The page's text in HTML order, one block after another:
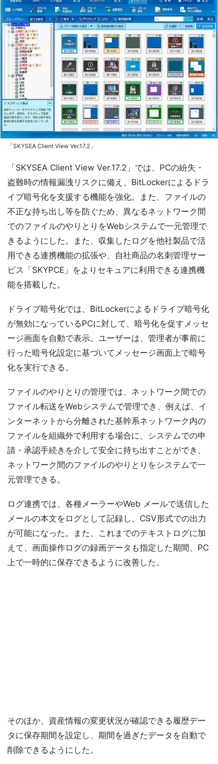
「SKYSEA Client View Ver.17.2」
「SKYSEA Client View Ver.17.2」では、PCの紛失・
盗難時の情報漏洩リスクに備え、BitLockerによるドラ
イブ暗号化を支援する機能を強化。また、ファイルの
不正な持ち出し等を防ぐため、異なるネットワーク間
でのファイルのやりとりをWebシステムで一元管理で
きるようにした。また、収集したログを他社製品で活
用できる連携機能の拡張や、自社商品の名刺管理サー
ビス「SKYPCE」をよりセキュアに利用できる連携機
能を搭載した。
ドライブ暗号化では、BitLockerによるドライブ暗号化
が無効になっているPCに対して、暗号化を促すメッセ
ージ画面を自動で表示。ユーザーは、管理者が事前に
行った暗号化設定に基づいてメッセージ画面上で暗号
化を実行できる。
ファイルのやりとりの管理では、ネットワーク間での
ファイル転送をWebシステムで管理でき、例えば、イ
ンターネットから分離された基幹系ネットワーク内の
ファイルを組織外で利用する場合に、システムでの申
請・承認手続きを介して安全に持ち出すことができ、
ネットワーク間のファイルのやりとりをシステムで一
元管理できる。
ログ連携では、各種メーラーやWeb メールで送信した
メールの本文をログとして記録し、CSV形式での出力
が可能になった。また、これまでのテキストログに加
えて、画面操作ログの録画データも指定した期間、PC
上で一時的に保存できるように改善した。
そのほか、資産情報の変更状況が確認できる履歴デー
タに保存期間を設定し、期間を過ぎたデータを自動で
削除できるようにした。